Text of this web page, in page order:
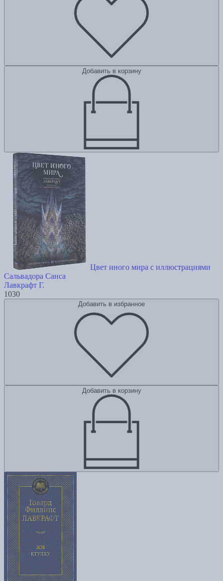
Добавить в корзину
Цвет иного мира с иллюстрациями
Сальвадора Санса
Лавкрафт Г.
1030
Добавить в избранное
Добавить в корзину